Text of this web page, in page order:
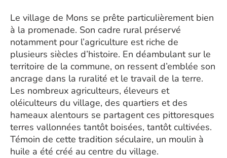
Le village de Mons se prête particulièrement bien
à la promenade. Son cadre rural préservé
notamment pour l’agriculture est riche de
plusieurs siècles d’histoire. En déambulant sur le
territoire de la commune, on ressent d’emblée son
ancrage dans la ruralité et le travail de la terre.
Les nombreux agriculteurs, éleveurs et
oléiculteurs du village, des quartiers et des
hameaux alentours se partagent ces pittoresques
terres vallonnées tantôt boisées, tantôt cultivées.
Témoin de cette tradition séculaire, un moulin à
huile a été créé au centre du village.